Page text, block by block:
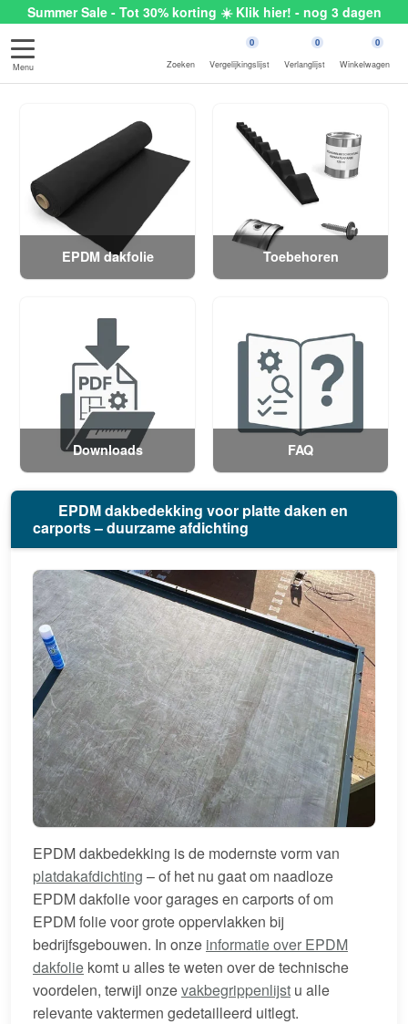
Summer Sale - Tot 30% korting ☀️ Klik hier! - nog 3 dagen
Menu Zoeken
0
Vergelijkingslijst
0
Verlanglijst
0
Winkelwagen
EPDM dakfolie Toebehoren
Downloads FAQ
EPDM dakbedekking voor platte daken en
carports – duurzame afdichting
EPDM dakbedekking is de modernste vorm van
platdakafdichting – of het nu gaat om naadloze
EPDM dakfolie voor garages en carports of om
EPDM folie voor grote oppervlakken bij
bedrijfsgebouwen. In onze informatie over EPDM
dakfolie komt u alles te weten over de technische
voordelen, terwijl onzevakbegrippenlijst u alle
relevante vaktermen gedetailleerd uitlegt.